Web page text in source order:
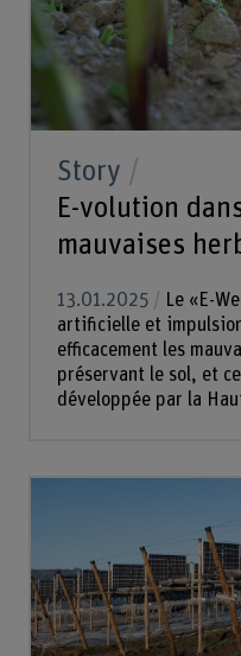
Story
E-volution
mauvaises
13.01.2025
Le «E-
artificielle et
efficacement les
préservant le sol, et
développée par la